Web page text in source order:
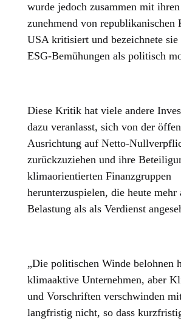
wurde jedoch zusammen mit
zunehmend von republikanischen
USA kritisiert und bezeichnete
ESG-Bemühungen als politisch
Diese Kritik hat viele andere
dazu veranlasst, sich von der
Ausrichtung auf Netto-
zurückzuziehen und ihre
klimaorientierten Finanzgruppen
herunterzuspielen, die heute
Belastung als als Verdienst
„Die politischen Winde belohnen
klimaaktive Unternehmen, aber
und Vorschriften verschwinden
langfristig nicht, so dass